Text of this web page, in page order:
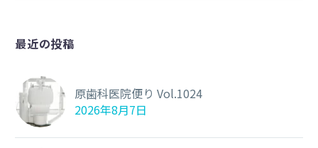
最近の投稿
原歯科医院便り Vol.1024
2026年8月7日